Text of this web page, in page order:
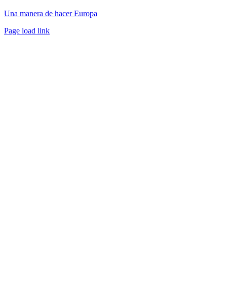
Una manera de hacer Europa
Facebook
Twitter
Instagram
Pinterest
Page load link